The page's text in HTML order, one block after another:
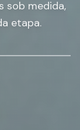
sob medida,
etapa.